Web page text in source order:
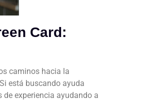
Card:
caminos hacia la
Si está buscando ayuda
experiencia ayudando a